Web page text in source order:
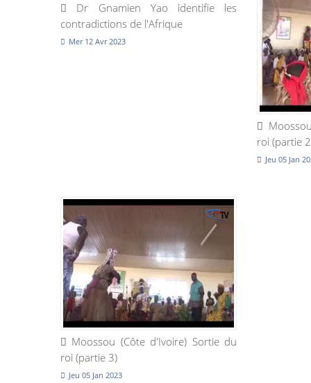
Dr Gnamien Yao identifie les
contradictions de l'Afrique
Mer 12 Avr 2023
roi (partie
Jeu 05 Jan
Moossou (Côte d'Ivoire) Sortie du
roi (partie 3)
Jeu 05 Jan 2023